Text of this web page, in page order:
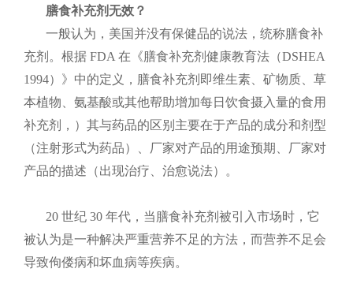
膳食补充剂无效？
一般认为，美国并没有保健品的说法，统称膳食补
充剂。根据 FDA 在《膳食补充剂健康教育法（DSHEA
1994）》中的定义，膳食补充剂即维生素、矿物质、草
本植物、氨基酸或其他帮助增加每日饮食摄入量的食用
补充剂，）其与药品的区别主要在于产品的成分和剂型
（注射形式为药品）、厂家对产品的用途预期、厂家对
产品的描述（出现治疗、治愈说法）。
20 世纪 30 年代，当膳食补充剂被引入市场时，它
被认为是一种解决严重营养不足的方法，而营养不足会
导致佝偻病和坏血病等疾病。